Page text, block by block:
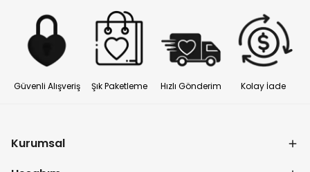
Güvenli Alışveriş Şık Paketleme Hızlı Gönderim Kolay İade
Kurumsal